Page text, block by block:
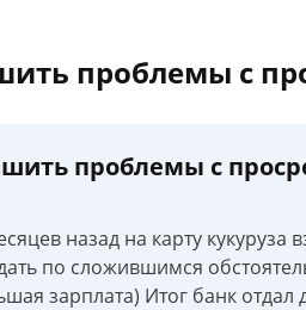
проблемы с
проблемы с
назад на карту кукуруза
по сложившимся
зарплата) Итог банк